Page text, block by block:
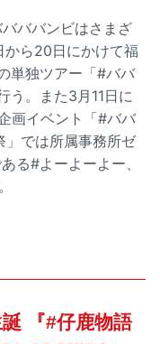
ババンビはさまざ
から20日にかけて福
単独ツアー「#ババ
う。また3月11日に
画イベント「#ババ
では所属事務所ゼ
る#よーよーよー、
『#仔鹿物語